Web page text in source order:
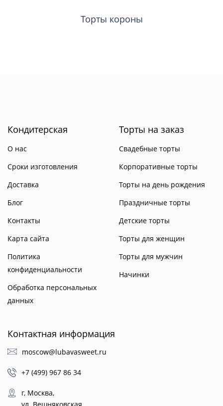
Торты короны
Кондитерская
О нас
Сроки изготовления
Доставка
Блог
Контакты
Карта сайта
Политика
конфиденциальности
Обработка персональных
данных
Торты на заказ
Свадебные торты
Корпоративные торты
Торты на день рождения
Праздничные торты
Детские торты
Торты для женщин
Торты для мужчин
Начинки
Контактная информация
moscow@lubavasweet.ru
+7 (499) 967 86 34
г, Москва,